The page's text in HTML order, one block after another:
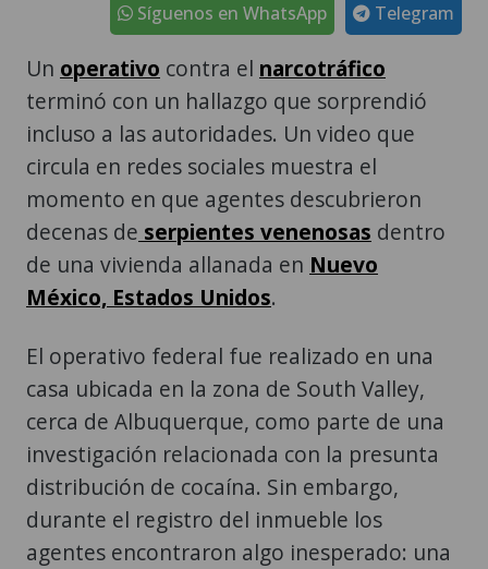
Telegram
Síguenos en WhatsApp
Un operativo contra el narcotráfico
terminó con un hallazgo que sorprendió
incluso a las autoridades. Un video que
circula en redes sociales muestra el
momento en que agentes descubrieron
decenas de serpientes venenosas dentro
de una vivienda allanada en Nuevo
México, Estados Unidos.
El operativo federal fue realizado en una
casa ubicada en la zona de South Valley,
cerca de Albuquerque, como parte de una
investigación relacionada con la presunta
distribución de cocaína. Sin embargo,
durante el registro del inmueble los
agentes encontraron algo inesperado: una